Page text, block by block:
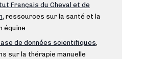
Français du Cheval et de
, ressources sur la santé et la
équine
de données scientifiques,
sur la thérapie manuelle